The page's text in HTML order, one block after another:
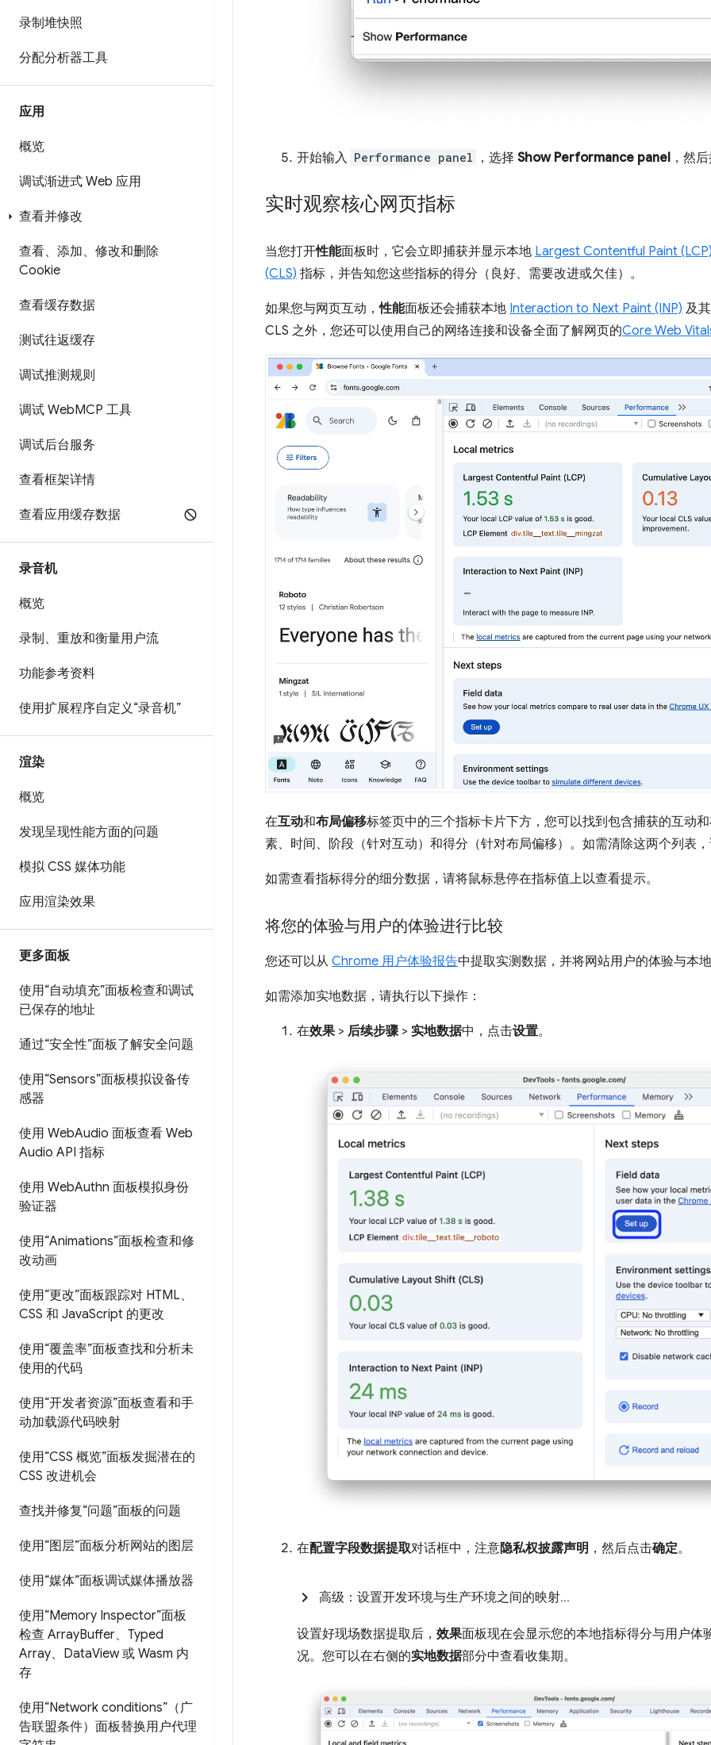
录制堆快照
分配分析器工具
应用
概览
调试渐进式 Web 应用
查看并修改
查看、添加、修改和删除
Cookie
查看缓存数据
测试往返缓存
调试推测规则
调试 WebMCP 工具
调试后台服务
查看框架详情
查看应用缓存数据
录音机
概览
录制、重放和衡量用户流
功能参考资料
使用扩展程序自定义“录音机”
渲染
概览
发现呈现性能方面的问题
模拟 CSS 媒体功能
应用渲染效果
更多面板
使用“自动填充”面板检查和调试
已保存的地址
通过“安全性”面板了解安全问题
使用“Sensors”面板模拟设备传
感器
使用 WebAudio 面板查看 Web
Audio API 指标
使用 WebAuthn 面板模拟身份
验证器
使用“Animations”面板检查和修
改动画
使用“更改”面板跟踪对 HTML、
CSS 和 JavaScript 的更改
使用“覆盖率”面板查找和分析未
使用的代码
使用“开发者资源”面板查看和手
动加载源代码映射
使用“CSS 概览”面板发掘潜在的
CSS 改进机会
查找并修复“问题”面板的问题
使用“图层”面板分析网站的图层
使用“媒体”面板调试媒体播放器
使用“Memory Inspector”面板
检查 ArrayBuffer、Typed
Array、DataView 或 Wasm 内
存
使用“Network conditions”（广
告联盟条件）面板替换用户代理
开始输入 Performance panel ，选择 Show Performance panel ，然
实时观察核心网页指标
当您打开性能面板时，它会立即捕获并显示本地 Largest Contentful Paint
(CLS) 指标，并告知您这些指标的得分（良好、需要改进或欠佳）。
如果您与网页互动，性能面板还会捕获本地 Interaction to Next Paint (INP) 及
CLS 之外，您还可以使用自己的网络连接和设备全面了解网页的Core Web
在互动和布局偏移标签页中的三个指标卡片下方，您可以找到包含捕获的互动
素、时间、阶段（针对互动）和得分（针对布局偏移）。如需清除这两个列表
如需查看指标得分的细分数据，请将鼠标悬停在指标值上以查看提示。
将您的体验与用户的体验进行比较
您还可以从 Chrome 用户体验报告中提取实测数据，并将网站用户的体验与本
如需添加实地数据，请执行以下操作：
在效果 > 后续步骤> 实地数据中，点击设置。
在配置字段数据提取对话框中，注意隐私权披露声明 ，然后点击确定。
高级：设置开发环境与生产环境之间的映射...
设置好现场数据提取后， 效果面板现在会显示您的本地指标得分与用户体
况。您可以在右侧的实地数据部分中查看收集期。